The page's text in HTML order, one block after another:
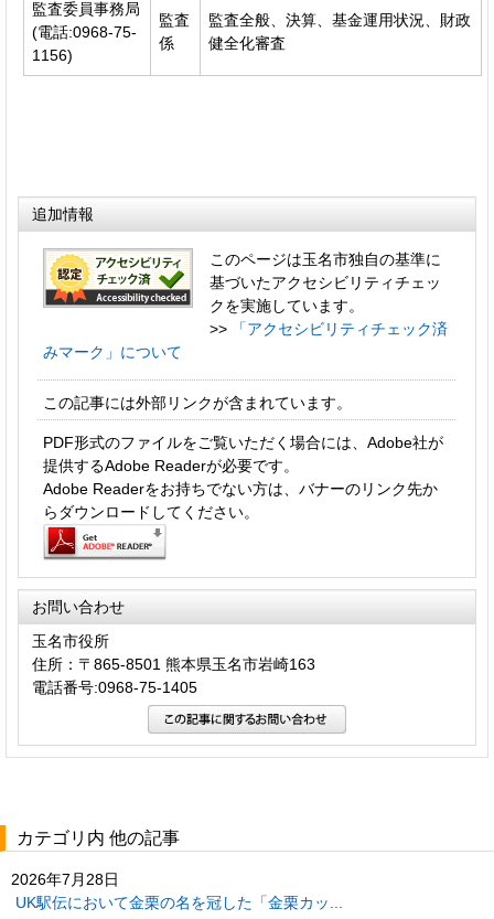
監査委員事務局
(電話:0968-75-
1156)
監査
係
監査全般、決算、基金運用状況、財政
健全化審査
追加情報
このページは玉名市独自の基準に
基づいたアクセシビリティチェッ
クを実施しています。
>>
「アクセシビリティチェック済
みマーク」について
この記事には外部リンクが含まれています。
PDF形式のファイルをご覧いただく場合には、Adobe社が
提供するAdobe Readerが必要です。
Adobe Readerをお持ちでない方は、バナーのリンク先か
らダウンロードしてください。
お問い合わせ
玉名市役所
住所：〒865-8501 熊本県玉名市岩崎163
電話番号:0968-75-1405
カテゴリ内 他の記事
2026年7月28日
UK駅伝において金栗の名を冠した「金栗カッ...